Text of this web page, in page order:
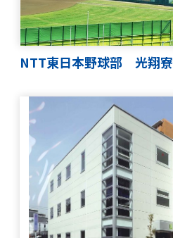
NTT東日本野球部 光翔寮